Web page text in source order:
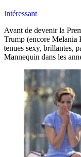
Intéressant
Avant de devenir la
Trump (encore Melania
tenues sexy, brillantes,
Mannequin dans les